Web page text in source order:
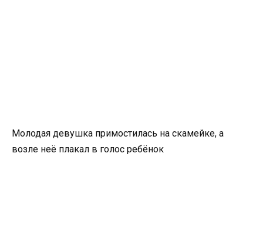
Молодая девушка примостилась на скамейке, а
возле неё плакал в голос ребёнок